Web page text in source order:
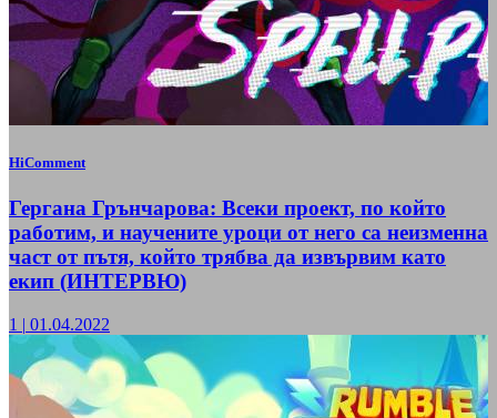
HiComment
Гергана Грънчарова: Всеки проект, по който
работим, и научените уроци от него са неизменна
част от пътя, който трябва да извървим като
екип (ИНТЕРВЮ)
1 | 01.04.2022